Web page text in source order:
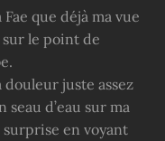
que déjà ma vue
sur le point de
douleur juste assez
d’eau sur ma
surprise en voyant